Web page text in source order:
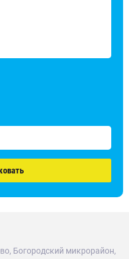
Богородский микрорайон,